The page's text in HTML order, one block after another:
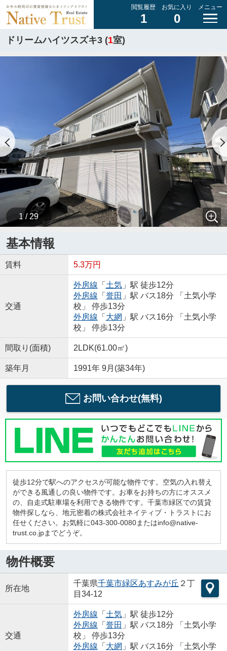
閲覧履歴
1
お気に入り
0
メニュー
ドリームハイツスズキ3 (1室)
1 / 29
基本情報
賃料 5.3万円
交通
外房線 「 土気」駅 徒歩12分
外房線 「 誉田 」駅 バス18分 「土気小学
校」 停歩13分
外房線 「 大網 」駅 バス16分 「土気小学
校」 停歩13分
間取り(面積) 2LDK(61.00㎡)
築年月 1991年 9月(築34年)
お問い合わせ(無料)
徒歩12分で駅へのアクセスが可能な物件です。空気の入れ替え
ができる風通しの良い物件です。お車をお持ちの方にオススメ
の、自走式駐車場を利用できる物件です。千葉市緑区での賃貸
物件探しなら、地元密着の株式会社ネイティブ・トラストにお
任せください。お気軽に043-300-0080またはinfo@native-
trust.co.jpまでどうぞ。
物件概要
所在地
千葉県千葉市緑区あすみが丘 ２丁
目34-12
交通
外房線 「 土気」駅 徒歩12分
外房線 「 誉田 」駅 バス18分 「土気小学
校」 停歩13分
外房線 「 大網 」駅 バス16分 「土気小学